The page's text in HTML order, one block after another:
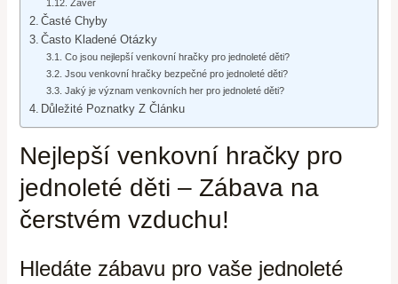
Závěr
Časté Chyby
Často Kladené Otázky
Co jsou nejlepší venkovní hračky pro jednoleté děti?
Jsou venkovní hračky bezpečné pro jednoleté děti?
Jaký je význam venkovních her pro jednoleté děti?
Důležité Poznatky Z Článku
Nejlepší venkovní hračky pro
jednoleté děti – Zábava na
čerstvém vzduchu!
Hledáte zábavu pro vaše jednoleté